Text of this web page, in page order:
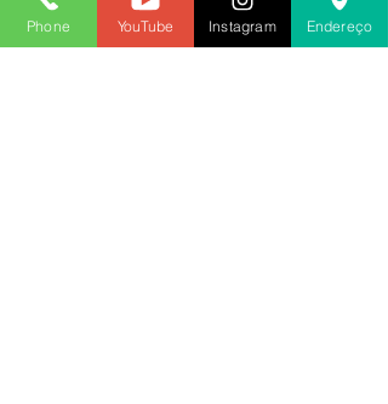
Posts recentes Ver tudo
Phone YouTube Instagram Endereço